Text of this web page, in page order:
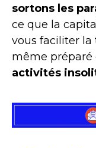
sortons les
ce que la
vous faciliter la
même préparé
activités